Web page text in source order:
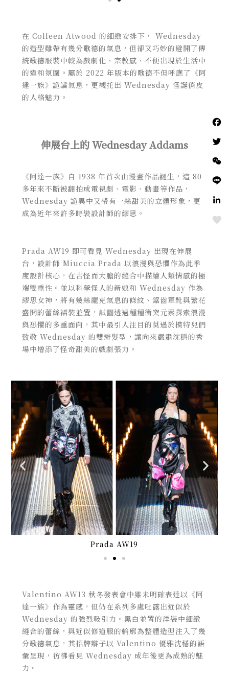
在 Colleen Atwood 的細緻安排下， Wednesday
的造型雖帶有幾分歌德的氣息，但卻又巧妙的避開了傳
統歌德服裝中較為戲劇化、宗教感、不便出現於生活中
的違和氛圍。屬於 2022 年版本的歌德不但呼應了《阿
達一族》詭譎氣息，更襯托出 Wednesday 怪誕俏皮
的人格魅力。
伸展台上的 Wednesday Addams
《阿達一族》自 1938 年首次由漫畫作品誕生，這 80
多年來不斷被翻拍成電視劇、電影、動畫等作品，
Wednesday 詭異中又帶有一絲甜美的立體形象，更
成為近年來許多時裝設計師的繆思。
Prada AW19 即可看見 Wednesday 出現在伸展
台，設計師 Miuccia Prada 以浪漫與恐懼作為此季
度設計核心，在古怪而大膽的縫合中描繪人類情感的極
端雙重性。並以科學怪人的新娘和 Wednesday 作為
繆思女神，將有幾絲龐克氣息的條紋、鋸齒軍靴與繁花
盛開的蕾絲裙裝並置，試圖透過種種衝突元素探索浪漫
與恐懼的多重面向，其中最引人注目的莫過於模特兒們
致敬 Wednesday 的雙辮髮型，讓向來嚴肅沈穩的秀
場中增添了怪奇甜美的戲劇張力。
Prada AW19
Valentino AW13 秋冬發表會中雖未明確表達以《阿
達一族》作為靈感，但仍在系列多處吐露出近似於
Wednesday 的強烈吸引力。黑白並置的洋裝中細緻
縫合的蕾絲，與近似修道服的輪廓為整體造型注入了幾
分歌德氣息，其招牌辮子以 Valentino 優雅沈穩的語
彙呈現，彷彿看見 Wednesday 成年後更為成熟的魅
力。
Love